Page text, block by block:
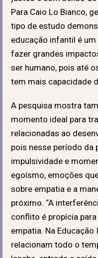
Para Caio Lo Bianco,
tipo de estudo
educação infantil é
fazer grandes
ser humano, pois até
tem mais capacidade
A pesquisa mostra
momento ideal para
relacionadas ao
pois nesse período da
impulsividade e
egoísmo, emoções
sobre empatia e a
próximo. “A
conflito é propícia
empatia. Na
relacionam todo o